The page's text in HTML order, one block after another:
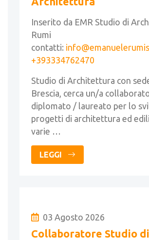
Inserito da EMR Studio di
Rumi
contatti:
+393334762470
Studio di Architettura con
Brescia, cerca un/a
diplomato / laureato per lo
progetti di architettura ed
varie …
LEGGI
03 Agosto 2026
Collaboratore Studio di